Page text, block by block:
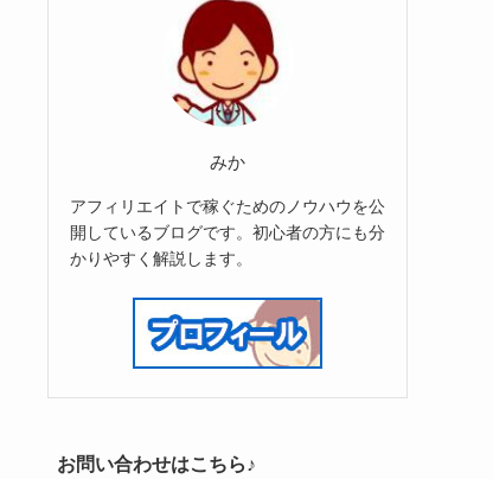
みか
アフィリエイトで稼ぐためのノウハウを公
開しているブログです。初心者の方にも分
かりやすく解説します。
お問い合わせはこちら♪